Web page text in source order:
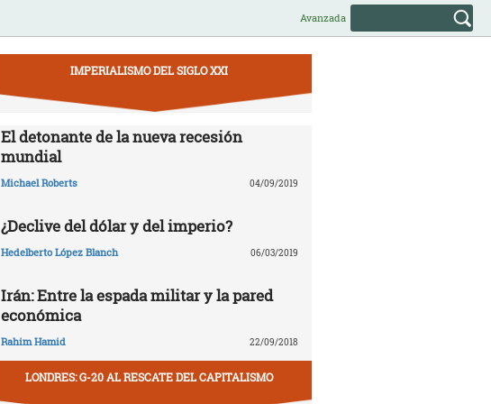
Avanzada
IMPERIALISMO DEL SIGLO XXI
El detonante de la nueva recesión
mundial
Michael Roberts 04/09/2019
¿Declive del dólar y del imperio?
Hedelberto López Blanch 06/03/2019
Irán: Entre la espada militar y la pared
económica
Rahim Hamid 22/09/2018
LONDRES: G-20 AL RESCATE DEL CAPITALISMO